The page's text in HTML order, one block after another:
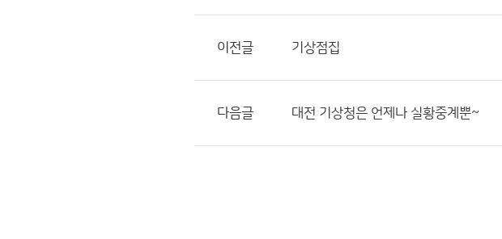
이전글 기상점집
다음글 대전 기상청은 언제나 실황중계뿐~